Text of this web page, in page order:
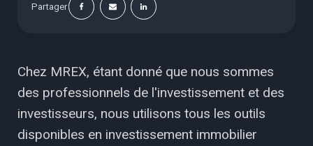
Partager
Chez MREX, étant donné que nous sommes
des professionnels de l'investissement et des
investisseurs, nous utilisons tous les outils
disponibles en investissement immobilier